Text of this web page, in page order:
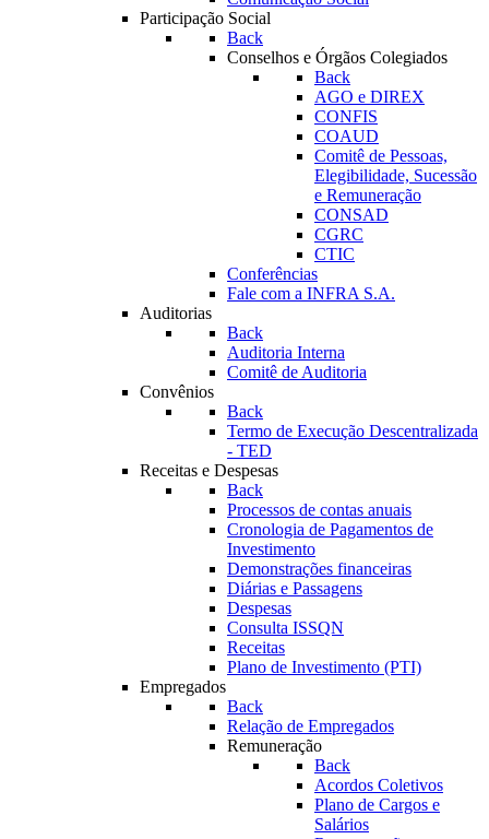
Participação Social
Back
Conselhos e Órgãos Colegiados
Back
AGO e DIREX
CONFIS
COAUD
Comitê de Pessoas,
Elegibilidade, Sucessão
e Remuneração
CONSAD
CGRC
CTIC
Conferências
Fale com a INFRA S.A.
Auditorias
Back
Auditoria Interna
Comitê de Auditoria
Convênios
Back
Termo de Execução Descentralizada
- TED
Receitas e Despesas
Back
Processos de contas anuais
Cronologia de Pagamentos de
Investimento
Demonstrações financeiras
Diárias e Passagens
Despesas
Consulta ISSQN
Receitas
Plano de Investimento (PTI)
Empregados
Back
Relação de Empregados
Remuneração
Back
Acordos Coletivos
Plano de Cargos e
Salários